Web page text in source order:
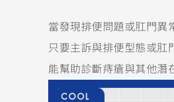
當發現排便問題或肛門異
只要主訴與排便型態或肛
能幫助診斷痔瘡與其他潛